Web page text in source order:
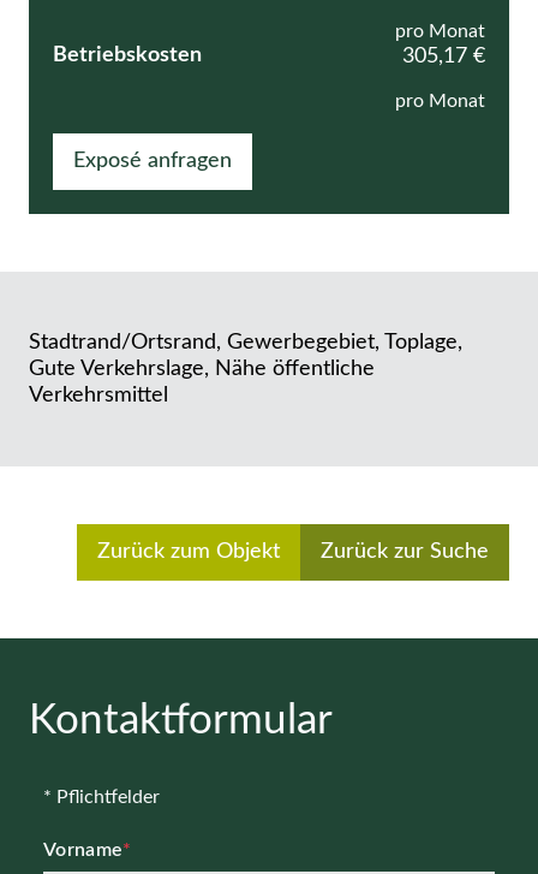
pro Monat
Betriebskosten 305,17 €
pro Monat
Exposé anfragen
Stadtrand/Ortsrand, Gewerbegebiet, Toplage,
Gute Verkehrslage, Nähe öffentliche
Verkehrsmittel
Zurück zum Objekt Zurück zur Suche
Kontaktformular
* Pflichtfelder
Vorname*